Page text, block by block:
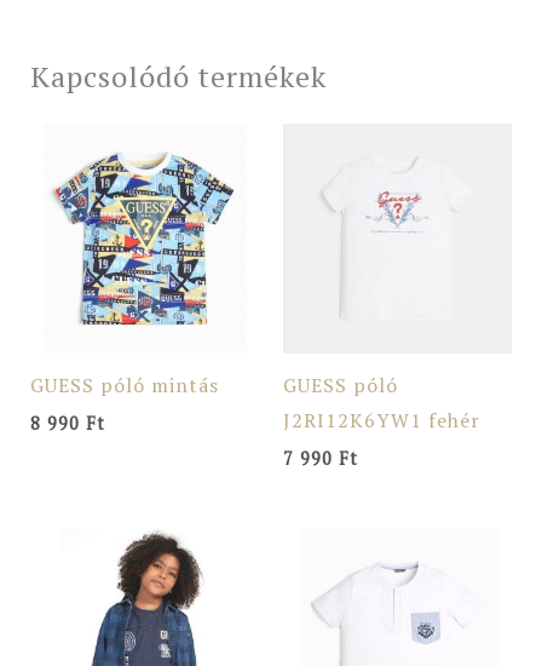
Kapcsolódó termékek
GUESS póló mintás
8 990 Ft
GUESS póló
J2RI12K6YW1 fehér
7 990 Ft